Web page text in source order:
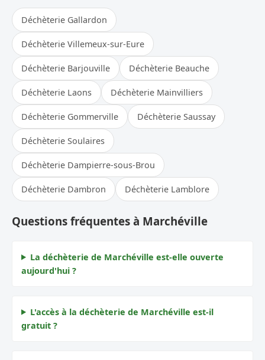
Déchèterie Gallardon
Déchèterie Villemeux-sur-Eure
Déchèterie Barjouville Déchèterie Beauche
Déchèterie Laons Déchèterie Mainvilliers
Déchèterie Gommerville Déchèterie Saussay
Déchèterie Soulaires
Déchèterie Dampierre-sous-Brou
Déchèterie Dambron Déchèterie Lamblore
Questions fréquentes à Marchéville
La déchèterie de Marchéville est-elle ouverte
aujourd'hui ?
L'accès à la déchèterie de Marchéville est-il
gratuit ?